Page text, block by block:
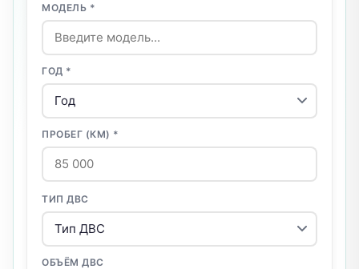
МОДЕЛЬ *
ГОД *
ПРОБЕГ (КМ) *
ТИП ДВС
ОБЪЁМ ДВС